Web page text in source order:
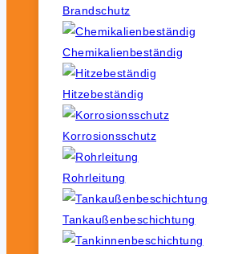
Brandschutz
Chemikalienbeständig
Hitzebeständig
Korrosionsschutz
Rohrleitung
Tankaußenbeschichtung